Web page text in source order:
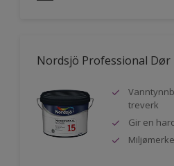
Nordsjö Professional Dør
treverk
Gir en